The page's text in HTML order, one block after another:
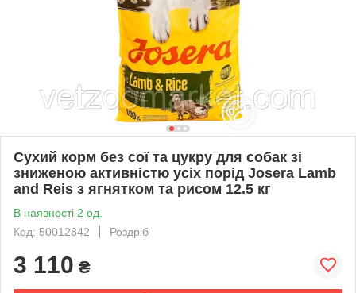
Сухий корм без сої та цукру для собак зі
зниженою активністю усіх порід Josera Lamb
and Reis з ягнятком та рисом 12.5 кг
В наявності 2 од.
Код: 50012842
Роздріб
3 110 ₴